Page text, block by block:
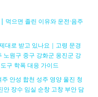
먹으면 졸린 이유와 운전·음주
대로 받고 있나요｜고령 문경
노원구 중구 강화군 옹진군 강
구 학폭 대응 가이드
안성 합천 성주 영양 울진 청
안 장수 임실 순창 고창 부안 담